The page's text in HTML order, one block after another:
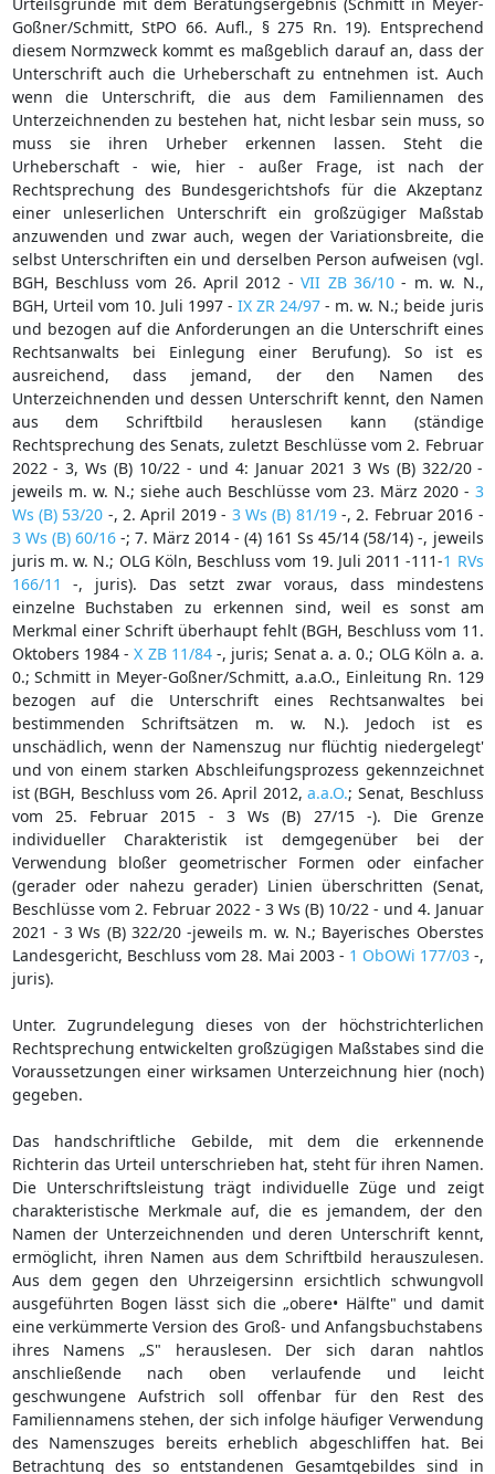
Goßner/Schmitt, StPO 66. Aufl., § 275 Rn. 19). Entsprechend
diesem Normzweck kommt es maßgeblich darauf an, dass der
Unterschrift auch die Urheberschaft zu entnehmen ist. Auch
wenn die Unterschrift, die aus dem Familiennamen des
Unterzeichnenden zu bestehen hat, nicht lesbar sein muss, so
muss sie ihren Urheber erkennen lassen. Steht die
Urheberschaft - wie, hier - außer Frage, ist nach der
Rechtsprechung des Bundesgerichtshofs für die Akzeptanz
einer unleserlichen Unterschrift ein großzügiger Maßstab
anzuwenden und zwar auch, wegen der Variationsbreite, die
selbst Unterschriften ein und derselben Person aufweisen (vgl.
BGH, Beschluss vom 26. April 2012 -VII ZB 36/10- m. w. N.,
BGH, Urteil vom 10. Juli 1997 - IX ZR 24/97 - m. w. N.; beide juris
und bezogen auf die Anforderungen an die Unterschrift eines
Rechtsanwalts bei Einlegung einer Berufung). So ist es
ausreichend, dass jemand, der den Namen des
Unterzeichnenden und dessen Unterschrift kennt, den Namen
aus dem Schriftbild herauslesen kann (ständige
Rechtsprechung des Senats, zuletzt Beschlüsse vom 2. Februar
2022 - 3, Ws (B) 10/22 - und 4: Januar 2021 3 Ws (B) 322/20 -
jeweils m. w. N.; siehe auch Beschlüsse vom 23. März 2020 - 3
Ws (B) 53/20 -, 2. April 2019 - 3 Ws (B) 81/19-, 2. Februar 2016 -
3 Ws (B) 60/16-; 7. März 2014 - (4) 161 Ss 45/14 (58/14) -, jeweils
juris m. w. N.; OLG Köln, Beschluss vom 19. Juli 2011 -111-1 RVs
166/11
-, juris). Das setzt zwar voraus, dass mindestens
einzelne Buchstaben zu erkennen sind, weil es sonst am
Merkmal einer Schrift überhaupt fehlt (BGH, Beschluss vom 11.
Oktobers 1984 -X ZB 11/84-, juris; Senat a. a. 0.; OLG Köln a. a.
0.; Schmitt in Meyer-Goßner/Schmitt, a.a.O., Einleitung Rn. 129
bezogen auf die Unterschrift eines Rechtsanwaltes bei
bestimmenden Schriftsätzen m. w. N.). Jedoch ist es
unschädlich, wenn der Namenszug nur flüchtig niedergelegt'
und von einem starken Abschleifungsprozess gekennzeichnet
ist (BGH, Beschluss vom 26. April 2012,a.a.O.; Senat, Beschluss
vom 25. Februar 2015 - 3 Ws (B) 27/15 -). Die Grenze
individueller Charakteristik ist demgegenüber bei der
Verwendung bloßer geometrischer Formen oder einfacher
(gerader oder nahezu gerader) Linien überschritten (Senat,
Beschlüsse vom 2. Februar 2022 - 3 Ws (B) 10/22 - und 4. Januar
2021 - 3 Ws (B) 322/20 -jeweils m. w. N.; Bayerisches Oberstes
Landesgericht, Beschluss vom 28. Mai 2003 - 1 ObOWi 177/03-,
juris).
Unter. Zugrundelegung dieses von der höchstrichterlichen
Rechtsprechung entwickelten großzügigen Maßstabes sind die
Voraussetzungen einer wirksamen Unterzeichnung hier (noch)
gegeben.
Das handschriftliche Gebilde, mit dem die erkennende
Richterin das Urteil unterschrieben hat, steht für ihren Namen.
Die Unterschriftsleistung trägt individuelle Züge und zeigt
charakteristische Merkmale auf, die es jemandem, der den
Namen der Unterzeichnenden und deren Unterschrift kennt,
ermöglicht, ihren Namen aus dem Schriftbild herauszulesen.
Aus dem gegen den Uhrzeigersinn ersichtlich schwungvoll
ausgeführten Bogen lässt sich die „obere• Hälfte" und damit
eine verkümmerte Version des Groß- und Anfangsbuchstabens
ihres Namens „S" herauslesen. Der sich daran nahtlos
anschließende nach oben verlaufende und leicht
geschwungene Aufstrich soll offenbar für den Rest des
Familiennamens stehen, der sich infolge häufiger Verwendung
des Namenszuges bereits erheblich abgeschliffen hat. Bei
Betrachtung des so entstandenen Gesamtgebildes sind in